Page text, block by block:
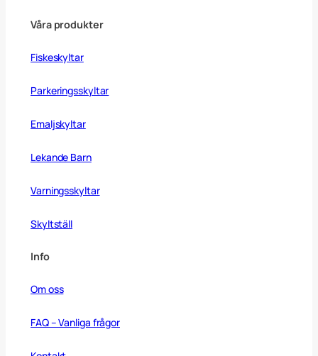
Våra produkter
Fiskeskyltar
Parkeringsskyltar
Emaljskyltar
Lekande Barn
Varningsskyltar
Skyltställ
Info
Om oss
FAQ – Vanliga frågor